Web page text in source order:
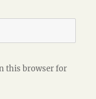
this browser for